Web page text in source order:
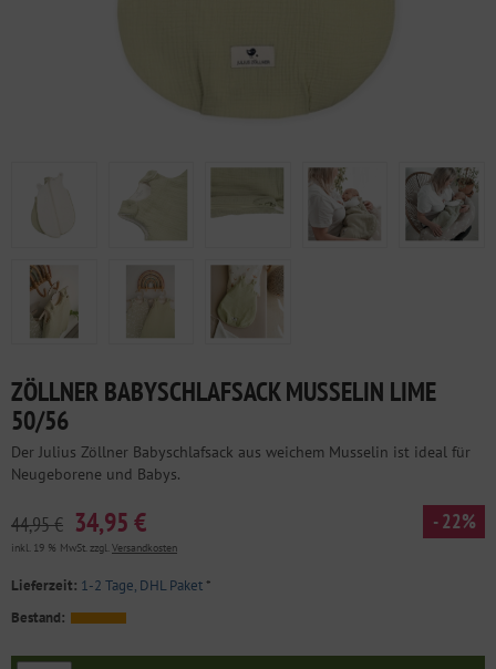
ZÖLLNER BABYSCHLAFSACK MUSSELIN LIME
50/56
Der Julius Zöllner Babyschlafsack aus weichem Musselin ist ideal für
Neugeborene und Babys.
44,95 € 34,95 € - 22%
inkl. 19 % MwSt. zzgl. Versandkosten
Lieferzeit: 1-2 Tage, DHL Paket*
Bestand: